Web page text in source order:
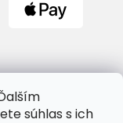
súhlas s ich